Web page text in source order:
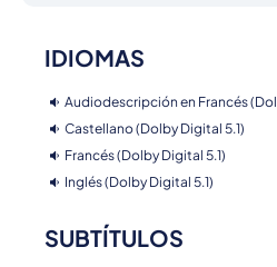
IDIOMAS
Audiodescripción en Francés
Castellano (Dolby Digital 5.1)
Francés (Dolby Digital 5.1)
Inglés (Dolby Digital 5.1)
SUBTÍTULOS